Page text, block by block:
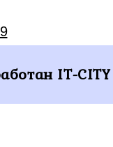
IT-CITY